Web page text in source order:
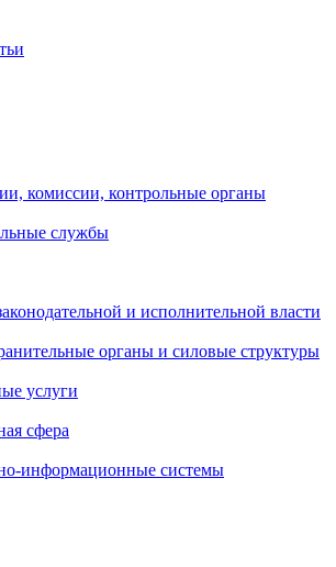
комиссии, контрольные органы
службы
и исполнительной власти
органы и силовые структуры
услуги
сфера
информационные системы